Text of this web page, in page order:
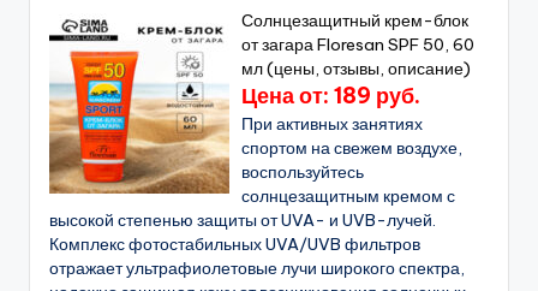
Солнцезащитный крем-блок
от загара Floresan SPF 50, 60
мл (цены, отзывы, описание)
Цена от: 189 руб.
При активных занятиях
спортом на свежем воздухе,
воспользуйтесь
солнцезащитным кремом с
высокой степенью защиты от UVA- и UVB-лучей.
Комплекс фотостабильных UVA/UVB фильтров
отражает ультрафиолетовые лучи широкого спектра,